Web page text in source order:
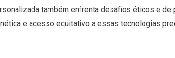
também enfrenta desafios éticos e
e acesso equitativo a essas tecnologias